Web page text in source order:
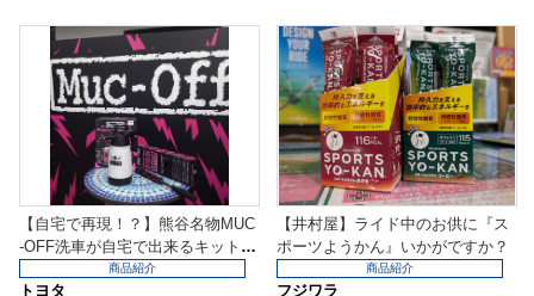
【自宅で再現！？】熊谷名物MUC
-OFF洗車が自宅で出来るキットが
新入荷！『MU...
トヨタ
商品紹介
【井村屋】ライド中のお供に『ス
ポーツようかん』いかがですか？
フジワラ
商品紹介